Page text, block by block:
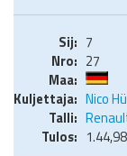
7
27
Nico